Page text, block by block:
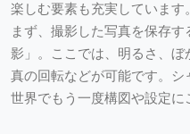
楽しむ要素も充実しています
まず、撮影した写真を保存
影」。ここでは、明るさ、
真の回転などが可能です。
世界でもう一度構図や設定に